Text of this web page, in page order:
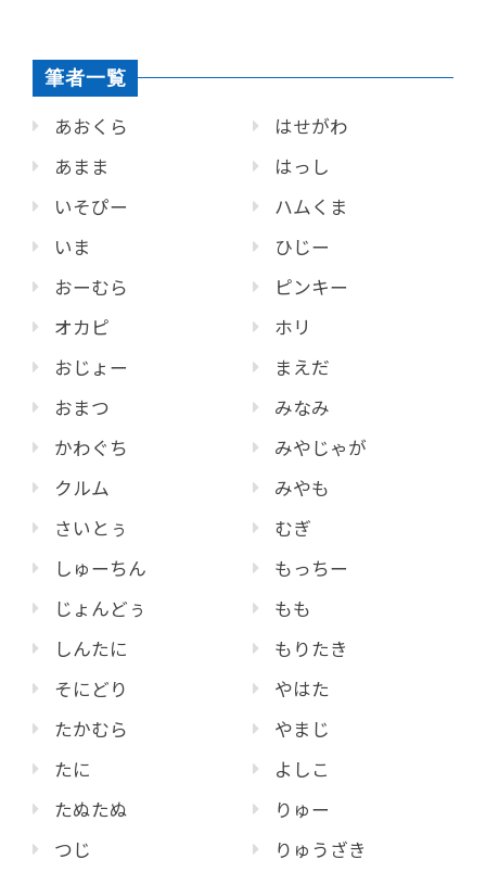
筆者一覧
あおくら
あまま
いそぴー
いま
おーむら
オカピ
おじょー
おまつ
かわぐち
クルム
さいとぅ
しゅーちん
じょんどぅ
しんたに
そにどり
たかむら
たに
たぬたぬ
つじ
はせがわ
はっし
ハムくま
ひじー
ピンキー
ホリ
まえだ
みなみ
みやじゃが
みやも
むぎ
もっちー
もも
もりたき
やはた
やまじ
よしこ
りゅー
りゅうざき